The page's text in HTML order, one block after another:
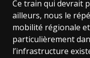
Ce train qui devrait
ailleurs, nous le
mobilité régionale
particulièrement
l’infrastructure